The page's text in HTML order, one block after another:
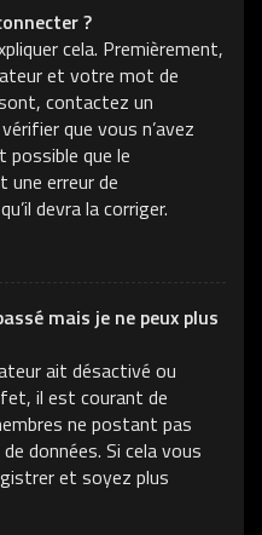
?
cela. Premièrement,
et votre mot de
contactez un
que vous n’avez
possible que le
erreur de
devra la corriger.
mais je ne peux plus
ait désactivé ou
il est courant de
ne postant pas
données. Si cela vous
et soyez plus